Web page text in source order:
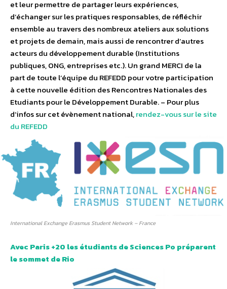
et leur permettre de partager leurs expériences,
d’échanger sur les pratiques responsables, de réfléchir
ensemble au travers des nombreux ateliers aux solutions
et projets de demain, mais aussi de rencontrer d’autres
acteurs du développement durable (Institutions
publiques, ONG, entreprises etc.). Un grand MERCI de la
part de toute l’équipe du REFEDD pour votre participation
à cette nouvelle édition des Rencontres Nationales des
Etudiants pour le Développement Durable. – Pour plus
d’infos sur cet évènement national,rendez-vous sur le site
du REFEDD
International Exchange Erasmus Student Network – France
Avec Paris +20 les étudiants de Sciences Po préparent
le sommet de Rio